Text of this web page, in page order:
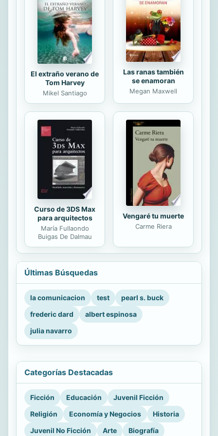
El extraño verano de
Tom Harvey
Mikel Santiago
Las ranas también
se enamoran
Megan Maxwell
Curso de 3DS Max
para arquitectos
María Fullaondo
Buigas De Dalmau
Vengaré tu muerte
Carme Riera
Últimas Búsquedas
la comunicacion test
pearl s. buck
frederic dard
albert espinosa
julia navarro
Categorías Destacadas
Ficción Educación
Juvenil Ficción
Religión
Economía y Negocios
Historia
Juvenil No Ficción
Arte Biografía